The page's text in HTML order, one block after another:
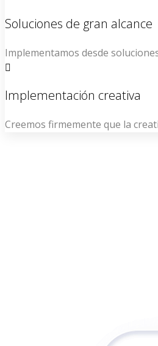
Soluciones de gran alcance
Implementamos desde
Implementación creativa
Creemos firmemente que la